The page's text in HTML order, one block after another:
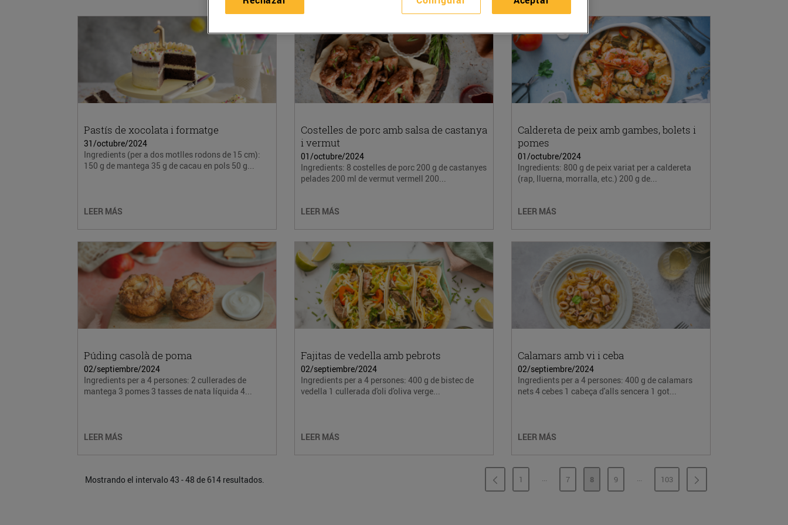
Pastís de xocolata i formatge
31/octubre/2024
Ingredients (per a dos motlles rodons de 15 cm):
150 g de mantega 35 g de cacau en pols 50 g...
LEER MÁS
Costelles de porc amb salsa de castanya
i vermut
01/octubre/2024
Ingredients: 8 costelles de porc 200 g de castanyes
pelades 200 ml de vermut vermell 200...
LEER MÁS
Caldereta de peix amb gambes, bolets i
pomes
01/octubre/2024
Ingredients: 800 g de peix variat per a caldereta
(rap, lluerna, morralla, etc.) 200 g de...
LEER MÁS
Púding casolà de poma
02/septiembre/2024
Ingredients per a 4 persones: 2 cullerades de
mantega 3 pomes 3 tasses de nata líquida 4...
LEER MÁS
Fajitas de vedella amb pebrots
02/septiembre/2024
Ingredients per a 4 persones: 400 g de bistec de
vedella 1 cullerada d'oli d'oliva verge...
LEER MÁS
Calamars amb vi i ceba
02/septiembre/2024
Ingredients per a 4 persones: 400 g de calamars
nets 4 cebes 1 cabeça d'alls sencera 1 got...
LEER MÁS
Mostrando el intervalo 43 - 48 de 614 resultados. PÁGINA
1 ...PÁGINAS INTERMEDIAS
PÁGINA
7 PÁGINA
8 PÁGINA
9 ...PÁGINAS INTERMEDIAS
PÁGINA
103